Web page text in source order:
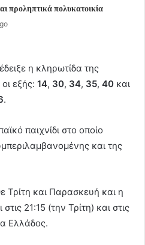
προληπτικά πολυκατοικία
η κληρωτίδα της
εξής: 14, 30, 34, 35, 40 και
.
παιχνίδι στο οποίο
και της
Τρίτη και Παρασκευή και η
21:15 (την Τρίτη) και στις
Ελλάδος.